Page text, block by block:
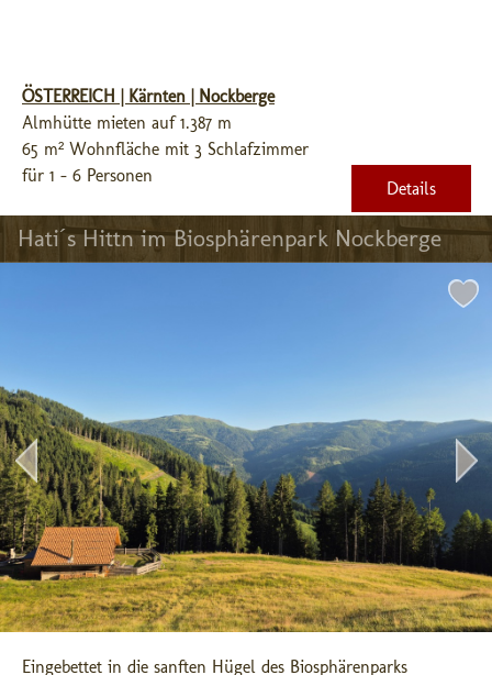
ÖSTERREICH | Kärnten | Nockberge
Almhütte mieten auf 1.387 m
65 m² Wohnfläche mit 3 Schlafzimmer
für 1 - 6 Personen
Details
Hati´s Hittn im Biosphärenpark Nockberge
Eingebettet in die sanften Hügel des Biosphärenparks